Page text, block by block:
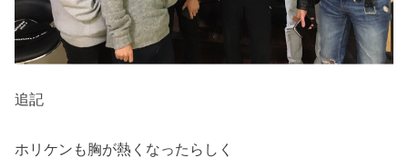
追記
ホリケンも胸が熱くなったらしく